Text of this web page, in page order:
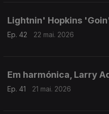
Lightnin' Hopkins
Ep. 42 22 mai. 2026
Em harmónica, Larry
Ep. 41 21 mai. 2026